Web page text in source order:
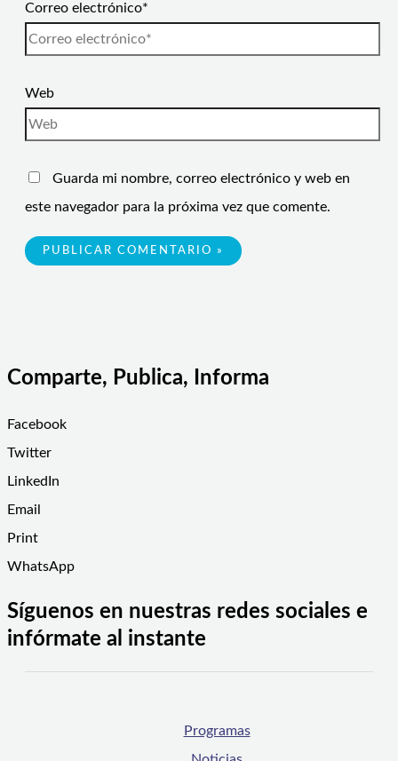
Correo electrónico*
Web
Guarda mi nombre, correo electrónico y web en
este navegador para la próxima vez que comente.
Comparte, Publica, Informa
Facebook
Twitter
LinkedIn
Email
Print
WhatsApp
Síguenos en nuestras redes sociales e
infórmate al instante
Programas